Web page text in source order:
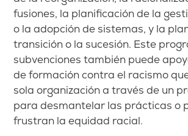
fusiones, la planificación de la
o la adopción de sistemas, y la
transición o la sucesión. Este
subvenciones también puede
de formación contra el racismo
sola organización a través de un
para desmantelar las prácticas o
frustran la equidad racial.